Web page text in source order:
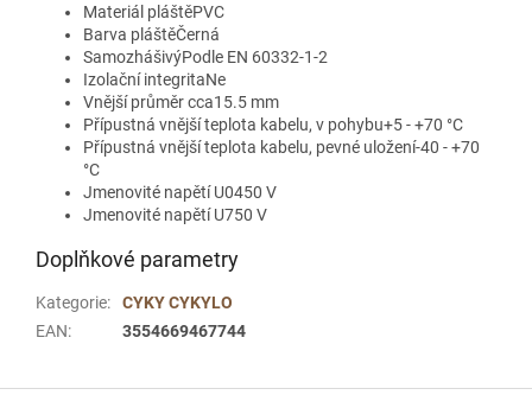
Materiál pláštěPVC
Barva pláštěČerná
SamozhášivýPodle EN 60332-1-2
Izolační integritaNe
Vnější průměr cca15.5 mm
Přípustná vnější teplota kabelu, v pohybu+5 - +70 °C
Přípustná vnější teplota kabelu, pevné uložení-40 - +70
°C
Jmenovité napětí U0450 V
Jmenovité napětí U750 V
Doplňkové parametry
Kategorie:
CYKY CYKYLO
EAN: 3554669467744